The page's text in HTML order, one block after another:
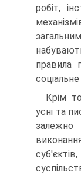
робіт,
правила
Крім
усні та
залежно